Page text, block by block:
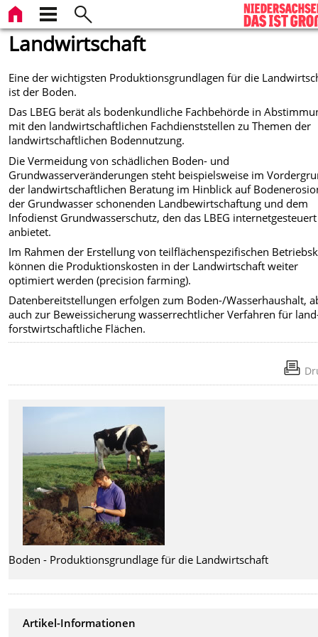
Landwirtschaft
Eine der wichtigsten Produktionsgrundlagen für die
ist der Boden.
Das LBEG berät als bodenkundliche Fachbehörde in
mit den landwirtschaftlichen Fachdienststellen zu Themen der
landwirtschaftlichen Bodennutzung.
Die Vermeidung von schädlichen Boden- und
Grundwasserveränderungen steht beispielsweise im
der landwirtschaftlichen Beratung im Hinblick auf
der Grundwasser schonenden Landbewirtschaftung und dem
Infodienst Grundwasserschutz, den das LBEG internetgesteuert
anbietet.
Im Rahmen der Erstellung von teilflächenspezifischen
können die Produktionskosten in der Landwirtschaft weiter
optimiert werden (precision farming).
Datenbereitstellungen erfolgen zum Boden-/Wasserhaushalt,
auch zur Beweissicherung wasserrechtlicher Verfahren für
forstwirtschaftliche Flächen.
Boden - Produktionsgrundlage für die Landwirtschaft
Artikel-Informationen